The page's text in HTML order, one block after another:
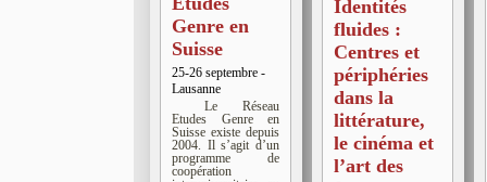
Genre en
Suisse
25-26 septembre -
Lausanne
Le Réseau
Etudes Genre en
Suisse existe depuis
2004. Il s’agit d’un
programme de
coopération
Identités
fluides :
Centres et
périphéries
dans la
littérature,
le cinéma et
l’art des